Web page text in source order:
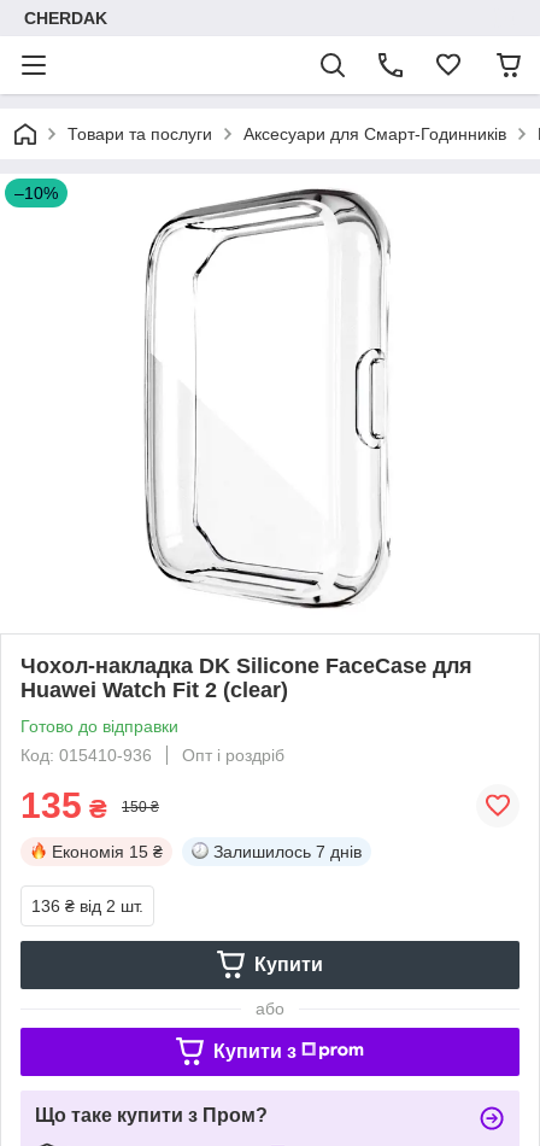
CHERDAK
Товари та послуги Аксесуари для Смарт-Годинників
–10%
Чохол-накладка DK Silicone FaceCase для
Huawei Watch Fit 2 (clear)
Готово до відправки
Код: 015410-936
Опт і роздріб
135 ₴ 150 ₴
Економія 15 ₴ Залишилось 7 днів
136 ₴ від 2 шт.
Купити
або
Купити з
Що таке купити з Пром?